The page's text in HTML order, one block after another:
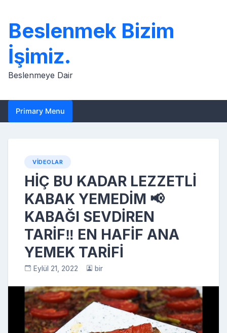
content
Beslenmek Bizim
İşimiz.
Beslenmeye Dair
Primary Menu
VIDEOLAR
HİÇ BU KADAR LEZZETLİ
KABAK YEMEDİM 📢
KABAĞI SEVDİREN
TARİF‼️ EN HAFİF ANA
YEMEK TARİFİ
Eylül 21, 2022 bir